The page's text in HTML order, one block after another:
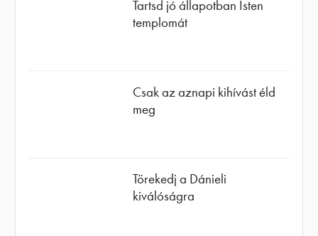
Tartsd jó állapotban Isten
templomát
Csak az aznapi kihívást éld
meg
Törekedj a Dánieli
kiválóságra